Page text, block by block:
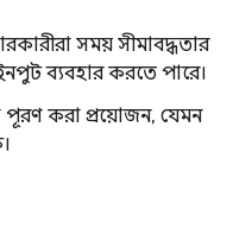
সময় সীমাবদ্ধতার
ব্যবহার করতে পারে।
পূরণ করা প্রয়োজন, যেমন